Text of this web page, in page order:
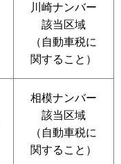
川崎ナンバー
該当区域
（自動車税に
関すること）
相模ナンバー
該当区域
（自動車税に
関すること）